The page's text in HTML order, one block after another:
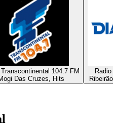
Transcontinental 104.7 FM
Das Cruzes, Hits
Radio
Ribeirão